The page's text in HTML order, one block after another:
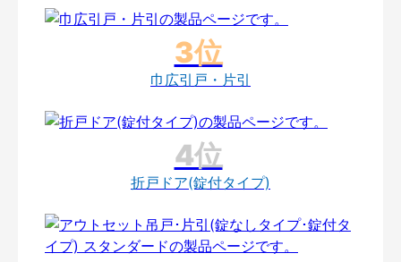
巾広引戸・片引
折戸ドア(錠付タイプ)